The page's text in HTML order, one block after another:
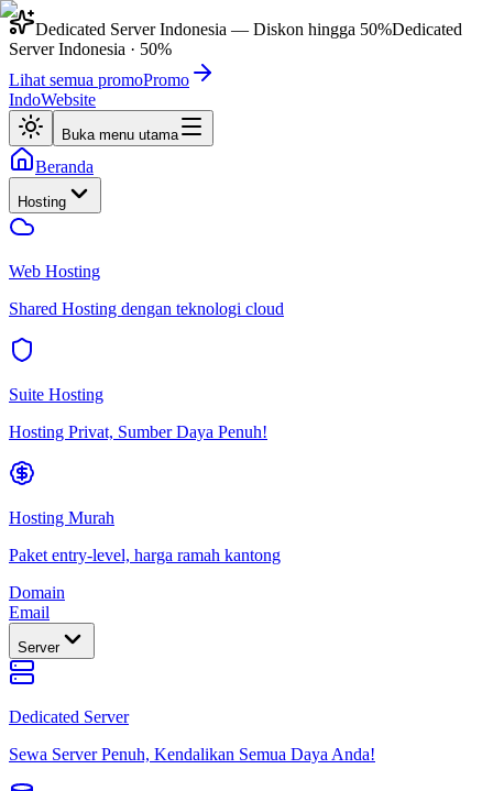
Dedicated Server Indonesia — Diskon hingga 50%Dedicated
Server Indonesia · 50%
Lihat semua promoPromo
IndoWebsite
Buka menu utama
Beranda
Hosting
Web Hosting
Shared Hosting dengan teknologi cloud
Suite Hosting
Hosting Privat, Sumber Daya Penuh!
Hosting Murah
Paket entry-level, harga ramah kantong
Domain
Email
Server
Dedicated Server
Sewa Server Penuh, Kendalikan Semua Daya Anda!